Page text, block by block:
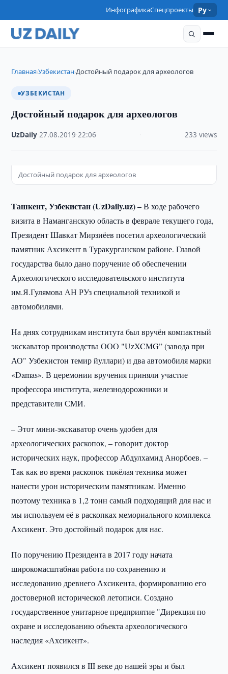
ИнфографикаСпецпроекты Ру
Главная›Узбекистан›Достойный подарок для археологов
УЗБЕКИСТАН
Достойный подарок для археологов
UzDaily ·27.08.2019 ·22:06 233 views
Достойный подарок для археологов
Ташкент, Узбекистан (UzDaily.uz) –В ходе рабочего
визита в Наманганскую область в феврале текущего года,
Президент Шавкат Мирзиёев посетил археологический
памятник Ахсикент в Туракурганском районе. Главой
государства было дано поручение об обеспечении
Археологического исследовательского института
им.Я.Гулямова АН РУз специальной техникой и
автомобилями.
На днях сотрудникам института был вручён компактный
экскаватор производства ООО "UzXCMG” (завода при
АО" Узбекистон темир йуллари) и два автомобиля марки
«Damas». В церемонии вручения приняли участие
профессора института, железнодорожники и
представители СМИ.
– Этот мини-экскаватор очень удобен для
археологических раскопок, – говорит доктор
исторических наук, профессор Абдулхамид Анорбоев. –
Так как во время раскопок тяжёлая техника может
нанести урон историческим памятникам. Именно
поэтому техника в 1,2 тонн самый подходящий для нас и
мы используем её в раскопках мемориального комплекса
Ахсикент. Это достойный подарок для нас.
По поручению Президента в 2017 году начата
широкомасштабная работа по сохранению и
исследованию древнего Ахсикента, формированию его
достоверной исторической летописи. Создано
государственное унитарное предприятие "Дирекция по
охране и исследованию объекта археологического
наследия «Ахсикент».
Ахсикент появился в III веке до нашей эры и был